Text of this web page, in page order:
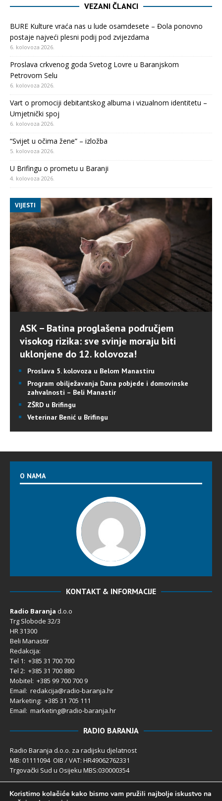
VEZANI ČLANCI
BURE Kulture vraća nas u lude osamdesete – Đola ponovno
postaje najveći plesni podij pod zvijezdama
6. kolovoza 2026.
Proslava crkvenog goda Svetog Lovre u Baranjskom
Petrovom Selu
6. kolovoza 2026.
Vart o promociji debitantskog albuma i vizualnom identitetu –
Umjetnički spoj
6. kolovoza 2026.
“Svijet u očima žene” – izložba
5. kolovoza 2026.
U Brifingu o prometu u Baranji
4. kolovoza 2026.
VIJESTI
ASK – Batina proglašena područjem
visokog rizika: sve svinje moraju biti
uklonjene do 12. kolovoza!
Proslava 5. kolovoza u Belom Manastiru
Program obilježavanja Dana pobjede i domovinske
zahvalnosti – Beli Manastir
ZŠRD u Brifingu
Veterinar Benić u Brifingu
O NAMA
KONTAKT & INFORMACIJE
Radio Baranja d.o.o
Trg Slobode 32/3
HR 31300
Beli Manastir
Redakcija:
Tel 1: +385 31 700 700
Tel 2: +385 31 700 880
Mobitel: +385 99 700 700 9
Email: redakcija@radio-baranja.hr
Marketing: +385 31 705 111
Email: marketing@radio-baranja.hr
RADIO BARANJA
Radio Baranja d.o.o. za radijsku djelatnost
MB: 01111094 OIB / VAT: HR49062762331
Trgovački Sud u Osijeku MBS:030000354
Temeljni kapital 2.600,00 € uplaćen u cijelosti
Koristimo kolačiće kako bismo vam pružili najbolje iskustvo na